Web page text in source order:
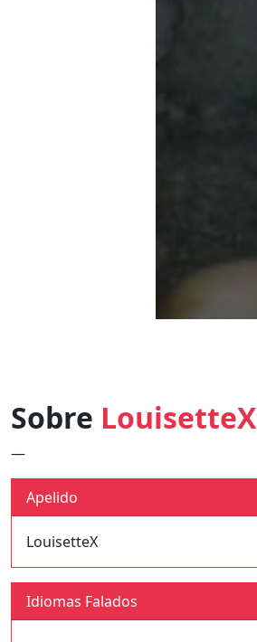
Sobre LouisetteX
—
Apelido
LouisetteX
Idiomas Falados